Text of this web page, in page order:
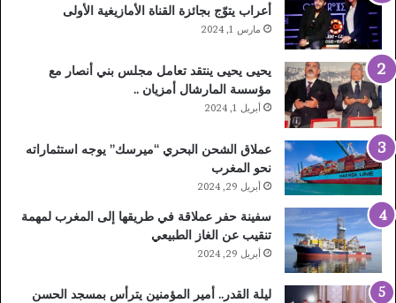
أعراب يتوّج بجائزة القناة الأمازيغية الأولى
مارس 1, 2024
يحيى يحيى ينتقد تعامل مجلس بني أنصار مع
مؤسسة المارشال أمزيان ..
أبريل 1, 2024
عملاق الشحن البحري “ميرسك” يوجه استثماراته
نحو المغرب
أبريل 29, 2024
سفينة حفر عملاقة في طريقها إلى المغرب لمهمة
تنقيب عن الغاز الطبيعي
أبريل 29, 2024
ليلة القدر.. أمير المؤمنين يترأس بمسجد الحسن